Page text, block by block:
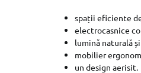
spații eficiente
electrocasnice
lumină naturală
mobilier
un design aerisit.